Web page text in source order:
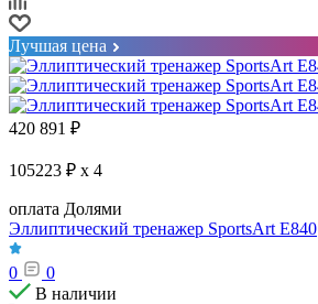
Лучшая цена
420 891 ₽
105223 ₽ x 4
оплата Долями
Эллиптический тренажер SportsArt E840
0
0
В наличии